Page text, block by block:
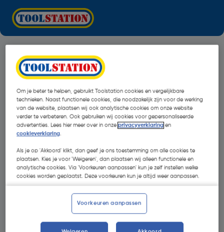
Oops!
Om je beter te helpen, gebruikt Toolstation cookies en vergelijkbare
technieken. Naast functionele cookies, die noodzakelijk zijn voor de werking
van de website, plaatsen wij ook analytische cookies om onze website
verder te verbeteren. Ook gebruiken wij cookies voor gepersonaliseerde
advertenties. Lees hier meer over in onzeprivacyverklaring en
cookieverklaring.
Als je op 'Akkoord' klikt, dan geef je ons toestemming om alle cookies te
plaatsen. Kies je voor 'Weigeren', dan plaatsen wij alleen functionele en
analytische cookies. Via 'Voorkeuren aanpassen' kun je zelf instellen welke
cookies worden geplaatst. Deze voorkeuren kun je altijd weer aanpassen.
Voorkeuren aanpassen